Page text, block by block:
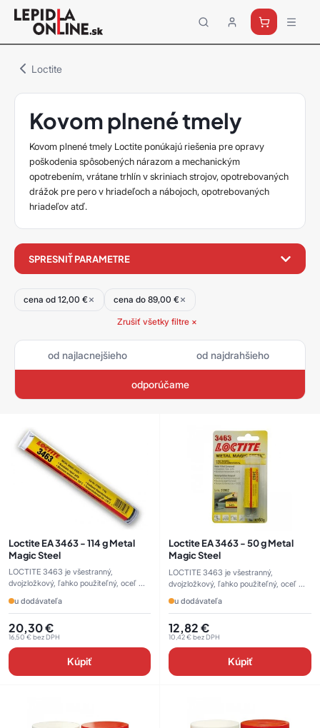
Priemyselné
lepidlá
Loctite
Loctite
Kovom plnené tmely
Kovom plnené tmely Loctite ponúkajú riešenia pre opravy
poškodenia spôsobených nárazom a mechanickým
opotrebením, vrátane trhlín v skriniach strojov, opotrebovaných
drážok pre pero v hriadeľoch a nábojoch, opotrebovaných
hriadeľov atď.
filter
SPRESNIŤ PARAMETRE
cena od 12,00 € cena do 89,00 €
Zrušiť všetky filtre ×
odporúčame
od najlacnejšieho od najdrahšieho
Loctite EA 3463 - 114 g Metal
Magic Steel
LOCTITE 3463 je všestranný,
dvojzložkový, ľahko použiteľný, oceľ ...
u dodávateľa
20,30€
16,50€bez DPH
Kúpiť
Loctite EA 3463 - 50 g Metal
Magic Steel
LOCTITE 3463 je všestranný,
dvojzložkový, ľahko použiteľný, oceľ ...
u dodávateľa
12,82€
10,42€bez DPH
Kúpiť